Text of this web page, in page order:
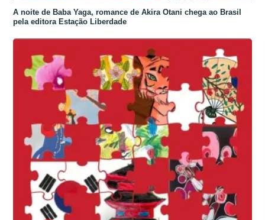
A noite de Baba Yaga, romance de Akira Otani chega ao Brasil
pela editora Estação Liberdade